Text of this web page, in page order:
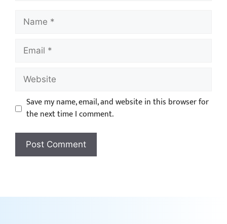
Save my name, email, and website in this browser for
the next time I comment.